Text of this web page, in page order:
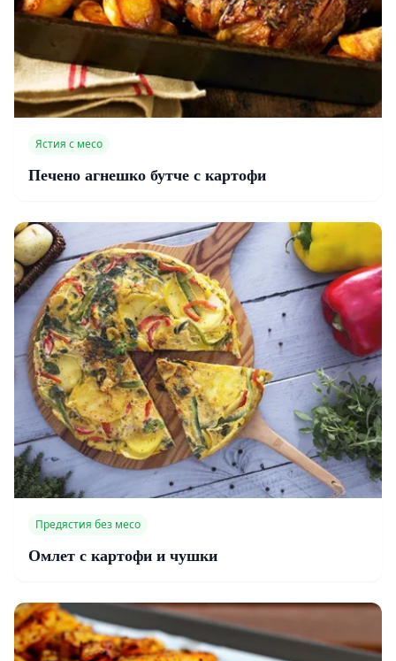
Ястия с месо
Печено агнешко бутче с картофи
Предястия без месо
Омлет с картофи и чушки